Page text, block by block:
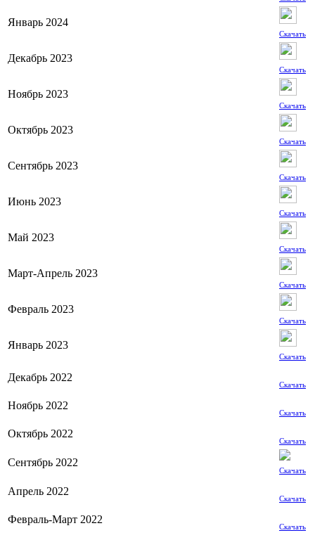
Январь 2024
Скачать
Декабрь 2023
Скачать
Ноябрь 2023
Скачать
Октябрь 2023
Скачать
Сентябрь 2023
Скачать
Июнь 2023
Скачать
Май 2023
Скачать
Март-Апрель 2023
Скачать
Февраль 2023
Скачать
Январь 2023
Скачать
Декабрь 2022
Скачать
Ноябрь 2022
Скачать
Октябрь 2022
Скачать
Сентябрь 2022
Скачать
Апрель 2022
Скачать
Февраль-Март 2022
Скачать